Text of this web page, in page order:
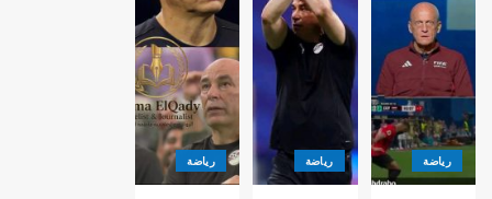
رياضة رياضة رياضة